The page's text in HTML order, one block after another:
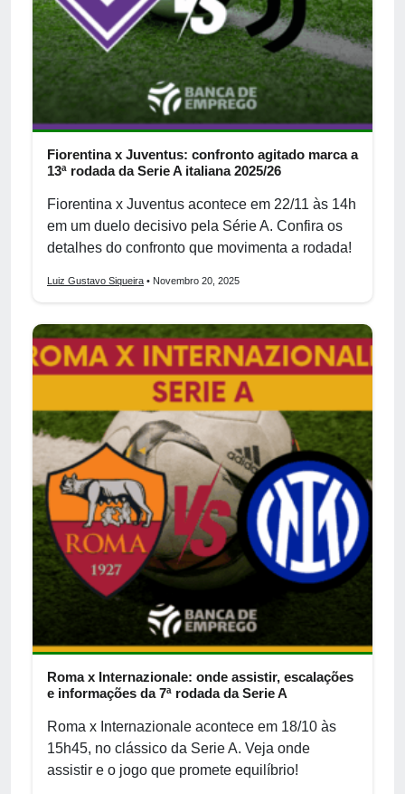
Fiorentina x Juventus: confronto agitado marca a
13ª rodada da Serie A italiana 2025/26
Fiorentina x Juventus acontece em 22/11 às 14h
em um duelo decisivo pela Série A. Confira os
detalhes do confronto que movimenta a rodada!
Luiz Gustavo Siqueira • Novembro 20, 2025
Roma x Internazionale: onde assistir, escalações
e informações da 7ª rodada da Serie A
Roma x Internazionale acontece em 18/10 às
15h45, no clássico da Serie A. Veja onde
assistir e o jogo que promete equilíbrio!